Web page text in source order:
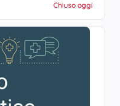
Chiuso oggi